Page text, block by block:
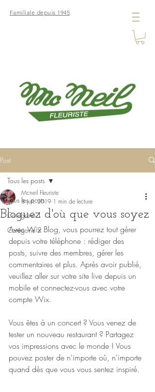
Familiale depuis 1945
Post
Tous les posts
Catégorie 1
Catégorie 2
Tous les posts
Bloguez d'où que vous soyez
Mcneil Fleuriste
8 juil. 2019 1 min de lecture
Avec Wix Blog, vous pourrez tout gérer
depuis votre téléphone : rédiger des
posts, suivre des membres, gérer les
commentaires et plus. Après avoir publié,
veuillez aller sur votre site live depuis un
mobile et connectez-vous avec votre
compte Wix.
Vous êtes à un concert ? Vous venez de
tester un nouveau restaurant ? Partagez
vos impressions avec le monde ! Vous
pouvez poster de n'importe où, n'importe
quand dès que vous vous sentez inspiré.